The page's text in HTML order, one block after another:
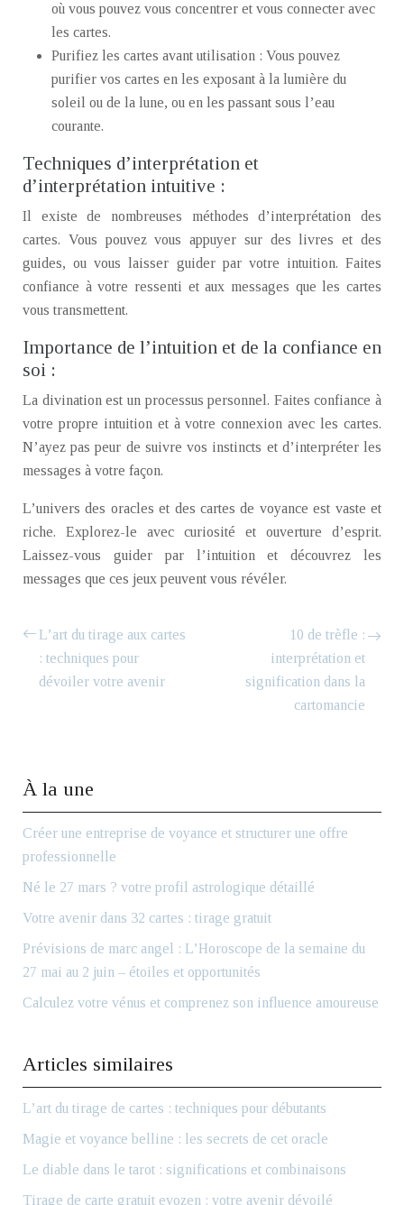
où vous pouvez vous concentrer et vous connecter avec
les cartes.
Purifiez les cartes avant utilisation : Vous pouvez
purifier vos cartes en les exposant à la lumière du
soleil ou de la lune, ou en les passant sous l’eau
courante.
Techniques d’interprétation et
d’interprétation intuitive :
Il existe de nombreuses méthodes d’interprétation des
cartes. Vous pouvez vous appuyer sur des livres et des
guides, ou vous laisser guider par votre intuition. Faites
confiance à votre ressenti et aux messages que les cartes
vous transmettent.
Importance de l’intuition et de la confiance en
soi :
La divination est un processus personnel. Faites confiance à
votre propre intuition et à votre connexion avec les cartes.
N’ayez pas peur de suivre vos instincts et d’interpréter les
messages à votre façon.
L’univers des oracles et des cartes de voyance est vaste et
riche. Explorez-le avec curiosité et ouverture d’esprit.
Laissez-vous guider par l’intuition et découvrez les
messages que ces jeux peuvent vous révéler.
L’art du tirage aux cartes
: techniques pour
dévoiler votre avenir
10 de trèfle :
interprétation et
signification dans la
cartomancie
À la une
Créer une entreprise de voyance et structurer une offre
professionnelle
Né le 27 mars ? votre profil astrologique détaillé
Votre avenir dans 32 cartes : tirage gratuit
Prévisions de marc angel : L’Horoscope de la semaine du
27 mai au 2 juin – étoiles et opportunités
Calculez votre vénus et comprenez son influence amoureuse
Articles similaires
L’art du tirage de cartes : techniques pour débutants
Magie et voyance belline : les secrets de cet oracle
Le diable dans le tarot : significations et combinaisons
Tirage de carte gratuit evozen : votre avenir dévoilé